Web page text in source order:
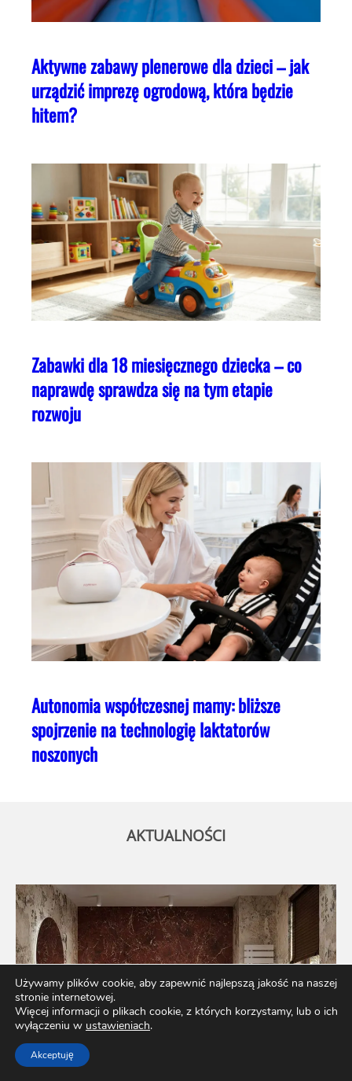
Aktywne zabawy plenerowe dla dzieci – jak
urządzić imprezę ogrodową, która będzie
hitem?
Zabawki dla 18 miesięcznego dziecka – co
naprawdę sprawdza się na tym etapie
rozwoju
Autonomia współczesnej mamy: bliższe
spojrzenie na technologię laktatorów
noszonych
AKTUALNOŚCI
Używamy plików cookie, aby zapewnić najlepszą jakość na naszej
stronie internetowej.
Więcej informacji o plikach cookie, z których korzystamy, lub o ich
wyłączeniu w ustawieniach.
Akceptuję